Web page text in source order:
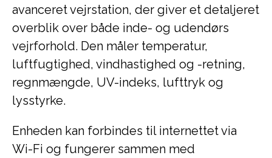
avanceret vejrstation, der giver et detaljeret
overblik over både inde- og udendørs
vejrforhold. Den måler temperatur,
luftfugtighed, vindhastighed og -retning,
regnmængde, UV-indeks, lufttryk og
lysstyrke.
Enheden kan forbindes til internettet via
Wi-Fi og fungerer sammen med